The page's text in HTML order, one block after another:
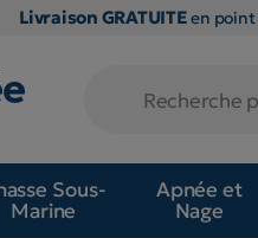
Livraison GRATUITEen point
Sous-
Marine
Apnée et
Nage